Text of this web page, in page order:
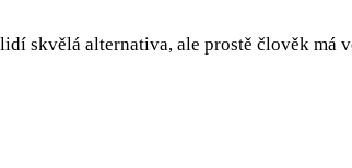
skvělá alternativa, ale prostě člověk má